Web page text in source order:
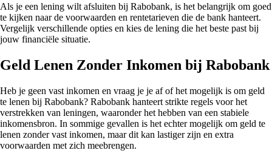
Als je een lening wilt afsluiten bij Rabobank, is het belangrijk om goed
te kijken naar de voorwaarden en rentetarieven die de bank hanteert.
Vergelijk verschillende opties en kies de lening die het beste past bij
jouw financiële situatie.
Geld Lenen Zonder Inkomen bij Rabobank
Heb je geen vast inkomen en vraag je je af of het mogelijk is om geld
te lenen bij Rabobank? Rabobank hanteert strikte regels voor het
verstrekken van leningen, waaronder het hebben van een stabiele
inkomensbron. In sommige gevallen is het echter mogelijk om geld te
lenen zonder vast inkomen, maar dit kan lastiger zijn en extra
voorwaarden met zich meebrengen.